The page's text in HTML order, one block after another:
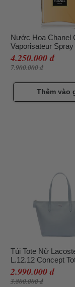
Nước Hoa Chanel
Vaporisateur
100ml
4.250.000 đ
7.900.000 đ
Thêm vào
Túi Tote Nữ
L.12.12 Concept
Sliver/Trade Wind
Q48 Màu Bạc
2.990.000 đ
3.800.000 đ